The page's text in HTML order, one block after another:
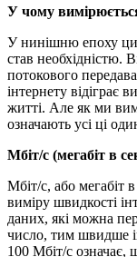
У чому
У нинішню епоху
став необхідністю.
потокового
інтернету відіграє
житті. Але як ми
означають усі ці
Мбіт/с (мегабіт в
Мбіт/с, або мегабіт
виміру швидкості
даних, які можна
число, тим швидше
100 Мбіт/с означає,